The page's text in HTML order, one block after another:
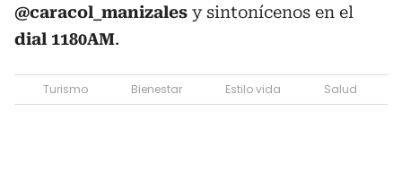
@caracol_manizales y sintonícenos en el
dial 1180AM.
Turismo Bienestar Estilo vida Salud